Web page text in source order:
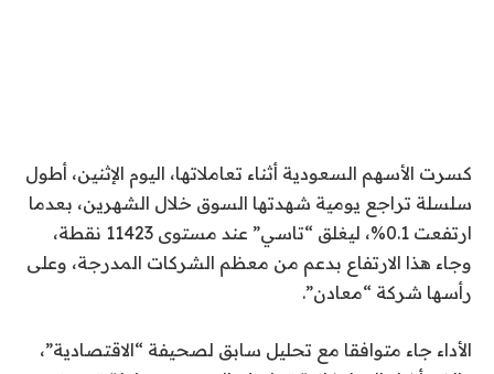
كسرت الأسهم السعودية أثناء تعاملاتها، اليوم الإثنين، أطول
سلسلة تراجع يومية شهدتها السوق خلال الشهرين، بعدما
ارتفعت 0.1%، ليغلق “تاسي” عند مستوى 11423 نقطة،
وجاء هذا الارتفاع بدعم من معظم الشركات المدرجة، وعلى
رأسها شركة “معادن”.
الأداء جاء متوافقا مع تحليل سابق لصحيفة “الاقتصادية”،